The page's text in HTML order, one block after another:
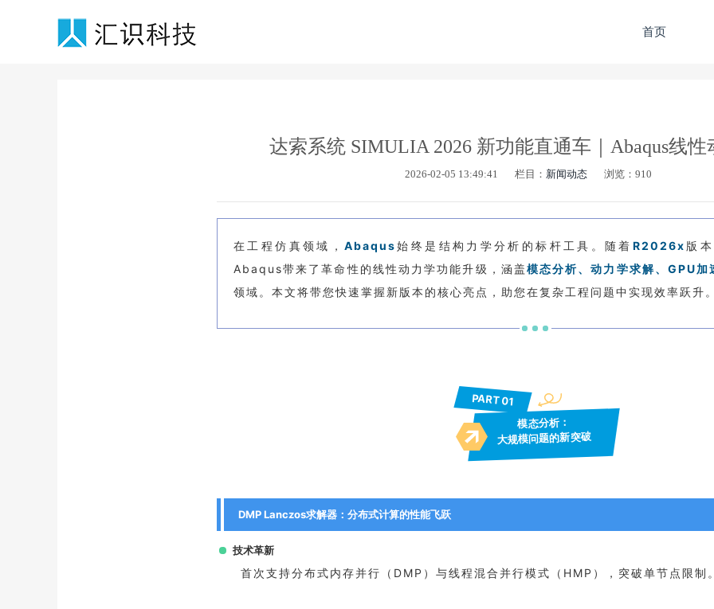
首页
达索系统 SIMULIA 2026 新功能直通车｜Abaqus线
2026-02-05 13:49:41 栏目： 新闻动态 浏览：910
在工程仿真领域，Abaqus始终是结构力学分析的标杆工具。随着 R2026x 版
Abaqus带来了革命性的线性动力学功能升级，涵盖模态分析、动力学求解、GPU加
领域。本文将带您快速掌握新版本的核心亮点，助您在复杂工程问题中实现效率跃升
PART 01
模态分析：
大规模问题的新突破
DMP Lanczos求解器：分布式计算的性能飞跃
技术革新
首次支持分布式内存并行（ DMP ）与线程混合并行模式（HMP），突破单节点限制